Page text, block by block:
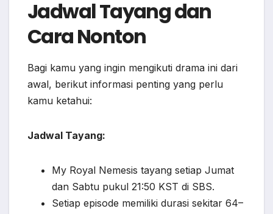
Jadwal Tayang dan
Cara Nonton
Bagi kamu yang ingin mengikuti drama ini dari
awal, berikut informasi penting yang perlu
kamu ketahui:
Jadwal Tayang:
My Royal Nemesis tayang setiap Jumat
dan Sabtu pukul 21:50 KST di SBS.
Setiap episode memiliki durasi sekitar 64–